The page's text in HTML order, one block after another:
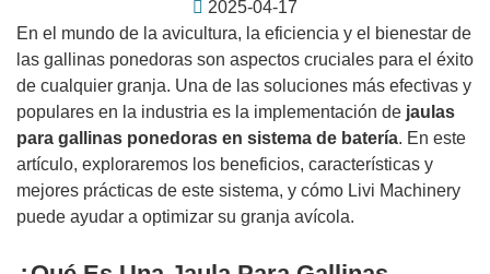
2025-04-17
En el mundo de la avicultura, la eficiencia y el bienestar de
las gallinas ponedoras son aspectos cruciales para el éxito
de cualquier granja. Una de las soluciones más efectivas y
populares en la industria es la implementación de jaulas
para gallinas ponedoras en sistema de batería. En este
artículo, exploraremos los beneficios, características y
mejores prácticas de este sistema, y cómo Livi Machinery
puede ayudar a optimizar su granja avícola.